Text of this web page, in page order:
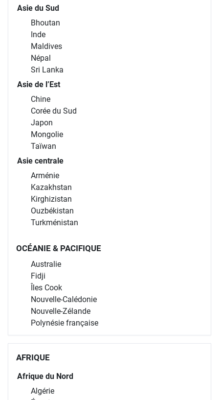
Asie du Sud
Bhoutan
Inde
Maldives
Népal
Sri Lanka
Asie de l’Est
Chine
Corée du Sud
Japon
Mongolie
Taïwan
Asie centrale
Arménie
Kazakhstan
Kirghizistan
Ouzbékistan
Turkménistan
OCÉANIE & PACIFIQUE
Australie
Fidji
Îles Cook
Nouvelle-Calédonie
Nouvelle-Zélande
Polynésie française
AFRIQUE
Afrique du Nord
Algérie